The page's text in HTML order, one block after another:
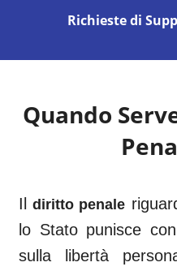
Richieste di
Quando
Ildiritto penale
lo Stato punisce
sulla libertà